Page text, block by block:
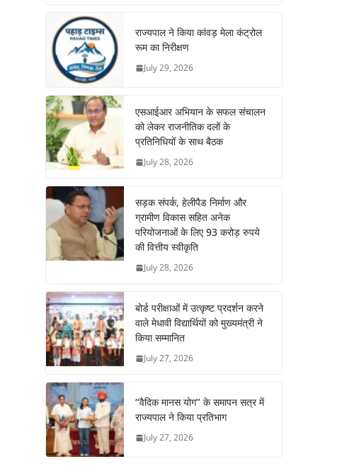
राज्यपाल ने किया कांवड़ मेला कंट्रोल
रूम का निरीक्षण
July 29, 2026
एसआईआर अभियान के सफल संचालन
को लेकर राजनीतिक दलों के
प्रतिनिधियों के साथ बैठक
July 28, 2026
सड़क संपर्क, हेलीपैड निर्माण और
ग्रामीण विकास सहित अनेक
परियोजनाओं के लिए 93 करोड़ रुपये
की वित्तीय स्वीकृति
July 28, 2026
बोर्ड परीक्षाओं में उत्कृष्ट प्रदर्शन करने
वाले मेधावी विद्यार्थियों को मुख्यमंत्री ने
किया सम्मानित
July 27, 2026
‘‘वैदिक मानस योग’’ के समापन सत्र में
राज्यपाल ने किया प्रतिभाग
July 27, 2026